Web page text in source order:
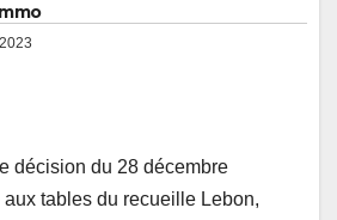
décision du 28 décembre
aux tables du recueille Lebon,